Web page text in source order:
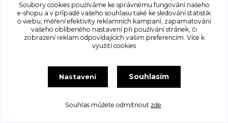
Dívčí tričko- DISNEY ... VEL-116
Soubory cookies používáme ke správnému fungování našeho
e-shopu a v případě vašeho souhlasu také ke sledování statistik
o webu, měření efektivity reklamních kampaní, zapamatování
vašeho oblíbeného nastavení při používání stránek, či
zobrazení reklam odpovídajících vašim preferencím. Více k
využití cookies
Nastavení Souhlasím
Souhlas můžete odmítnout zde